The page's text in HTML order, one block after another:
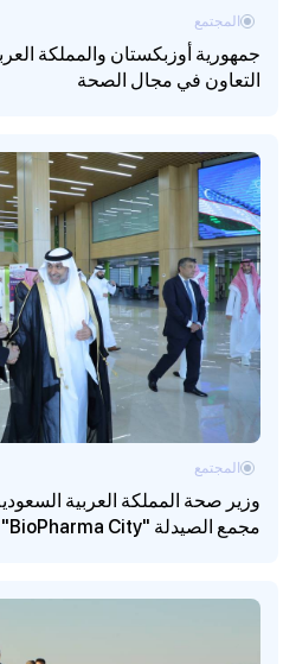
جمهورية أوزبكستان والمملكة
التعاون في مجال الصحة
المجتمع
وزير صحة المملكة العربية
مجمع الصيدلة "BioPharma City"
المجتمع